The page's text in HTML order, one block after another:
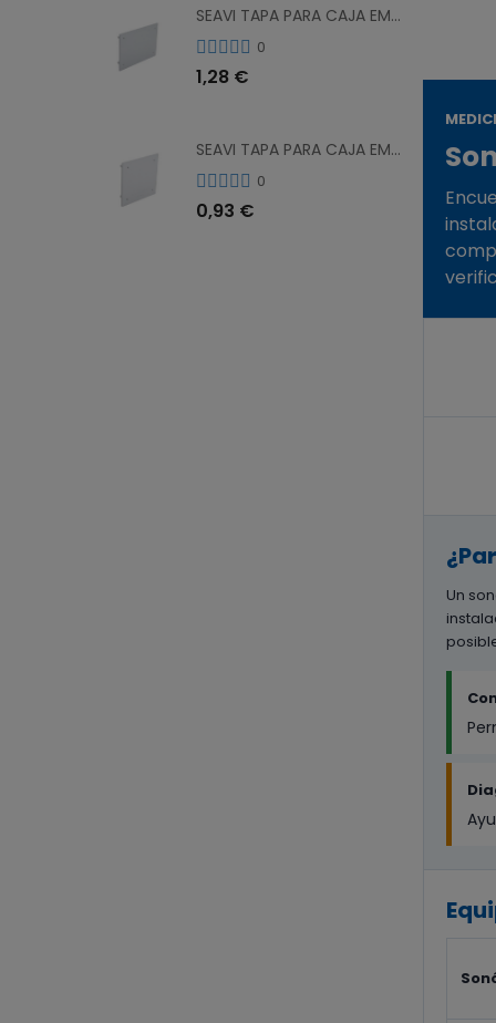
SEAVI TAPA PARA CAJA EMP. 23322 100X150X50 23302
0
1,28 €
SEAVI TAPA PARA CAJA EMP. 23321 100X100X50 23301
0
0,93 €
Un